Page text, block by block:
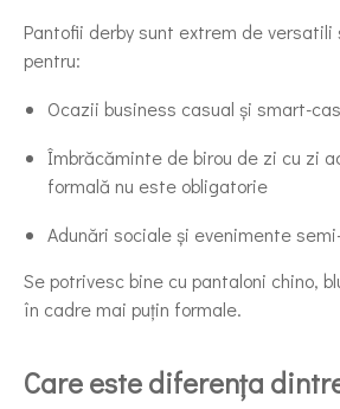
Pantofii derby sunt extrem de versatili
pentru:
Ocazii business casual și smart-
Îmbrăcăminte de birou de zi cu zi
formală nu este obligatorie
Adunări sociale și evenimente
Se potrivesc bine cu pantaloni chino,
în cadre mai puțin formale.
Care este diferența